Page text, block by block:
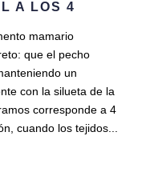
A LOS 4
mamario
que el pecho
un
con la silueta de la
corresponde a 4
cuando los tejidos...